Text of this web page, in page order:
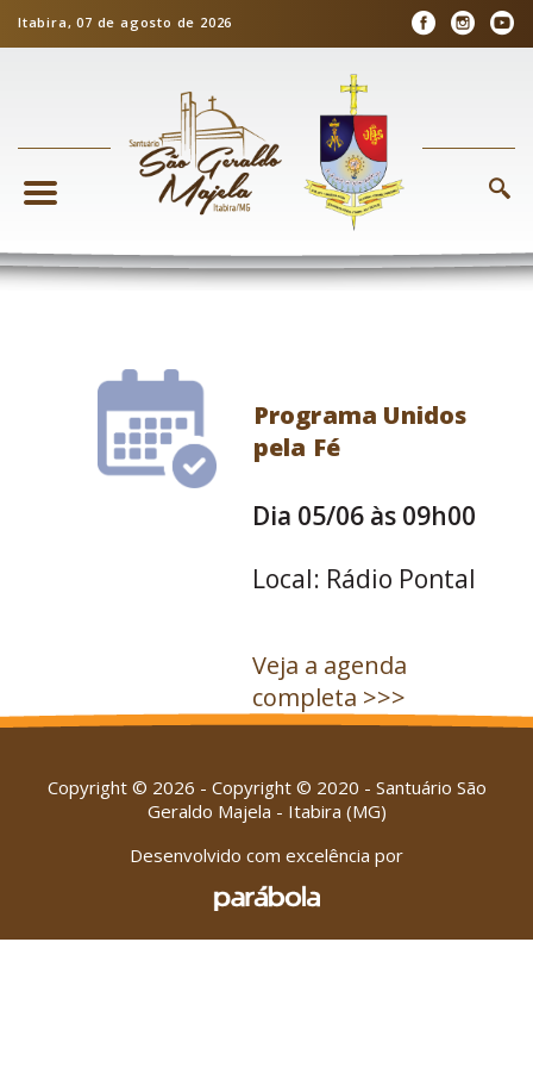
Itabira, 07 de agosto de 2026
Programa Unidos
pela Fé
Dia 05/06 às 09h00
Local: Rádio Pontal
Veja a agenda
completa >>>
Copyright © 2026 - Copyright © 2020 - Santuário São
Geraldo Majela - Itabira (MG)
Desenvolvido com excelência por